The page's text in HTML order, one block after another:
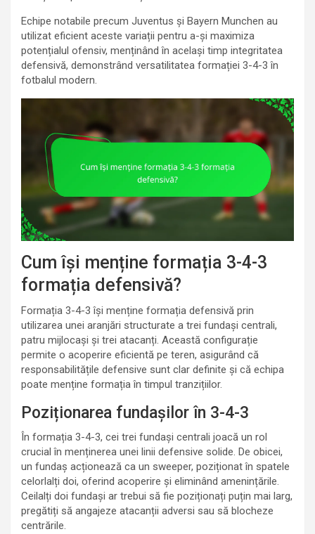
Echipe notabile precum Juventus și Bayern Munchen au
utilizat eficient aceste variații pentru a-și maximiza
potențialul ofensiv, menținând în același timp integritatea
defensivă, demonstrând versatilitatea formației 3-4-3 în
fotbalul modern.
Cum își menține formația 3-4-3
formația defensivă?
Formația 3-4-3 își menține formația defensivă prin
utilizarea unei aranjări structurate a trei fundași centrali,
patru mijlocași și trei atacanți. Această configurație
permite o acoperire eficientă pe teren, asigurând că
responsabilitățile defensive sunt clar definite și că echipa
poate menține formația în timpul tranzițiilor.
Poziționarea fundașilor în 3-4-3
În formația 3-4-3, cei trei fundași centrali joacă un rol
crucial în menținerea unei linii defensive solide. De obicei,
un fundaș acționează ca un sweeper, poziționat în spatele
celorlalți doi, oferind acoperire și eliminând amenințările.
Ceilalți doi fundași ar trebui să fie poziționați puțin mai larg,
pregătiți să angajeze atacanții adversi sau să blocheze
centrările.